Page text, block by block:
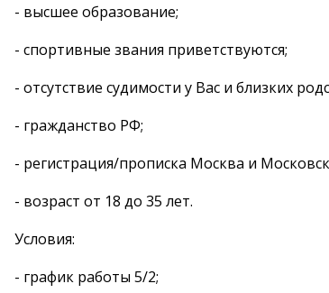
- высшее образование;
- спортивные звания приветствуются;
- отсутствие судимости у Вас и близких
- гражданство РФ;
- регистрация/прописка Москва и
- возраст от 18 до 35 лет.
Условия:
- график работы 5/2;